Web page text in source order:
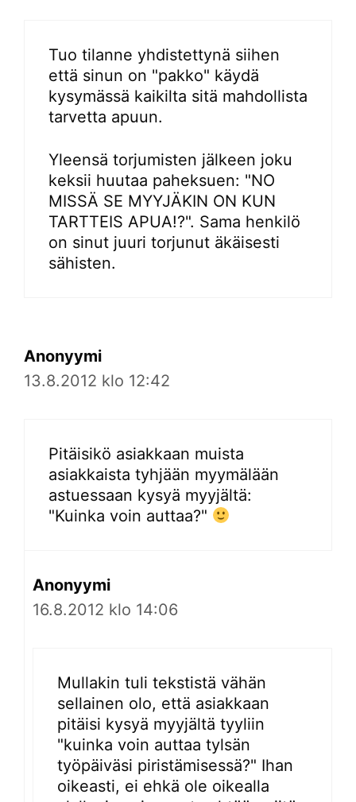
Tuo tilanne yhdistettynä siihen
että sinun on "pakko" käydä
kysymässä kaikilta sitä mahdollista
tarvetta apuun.
Yleensä torjumisten jälkeen joku
keksii huutaa paheksuen: "NO
MISSÄ SE MYYJÄKIN ON KUN
TARTTEIS APUA!?". Sama henkilö
on sinut juuri torjunut äkäisesti
sähisten.
Anonyymi
13.8.2012 klo 12:42
Pitäisikö asiakkaan muista
asiakkaista tyhjään myymälään
astuessaan kysyä myyjältä:
"Kuinka voin auttaa?"
Anonyymi
16.8.2012 klo 14:06
Mullakin tuli tekstistä vähän
sellainen olo, että asiakkaan
pitäisi kysyä myyjältä tyyliin
"kuinka voin auttaa tylsän
työpäiväsi piristämisessä?" Ihan
oikeasti, ei ehkä ole oikealla